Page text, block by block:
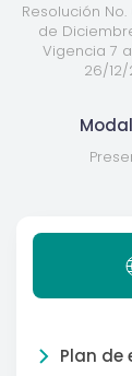
Resolución
de
Vigencia 7
26/
Plan de